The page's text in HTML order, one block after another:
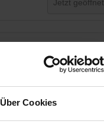
Über Cookies
Jetzt geöffnet